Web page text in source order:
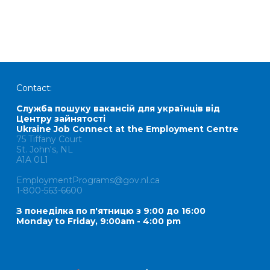
Contact:
Служба пошуку вакансій для українців від
Центру зайнятості
Ukraine Job Connect at the Employment Centre
75 Tiffany Court
St. John's, NL
A1A 0L1
EmploymentPrograms@gov.nl.ca
1-800-563-6600
З понеділка по п'ятницю з 9:00 до 16:00
Monday to Friday, 9:00am - 4:00 pm